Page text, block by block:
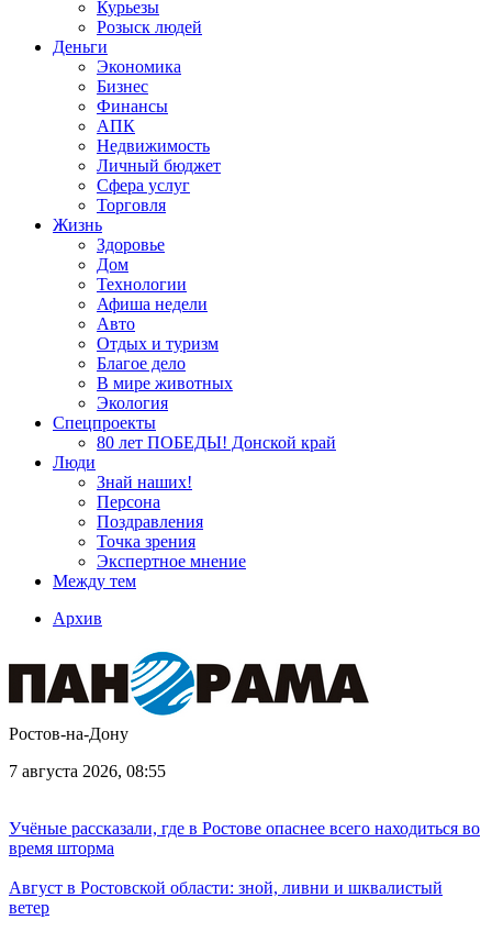
Курьезы
Розыск людей
Деньги
Экономика
Бизнес
Финансы
АПК
Недвижимость
Личный бюджет
Сфера услуг
Торговля
Жизнь
Здоровье
Дом
Технологии
Афиша недели
Авто
Отдых и туризм
Благое дело
В мире животных
Экология
Спецпроекты
80 лет ПОБЕДЫ! Донской край
Люди
Знай наших!
Персона
Поздравления
Точка зрения
Экспертное мнение
Между тем
Архив
Ростов-на-Дону
7 августа 2026, 08:55
Учёные рассказали, где в Ростове опаснее всего находиться во
время шторма
Август в Ростовской области: зной, ливни и шквалистый
ветер